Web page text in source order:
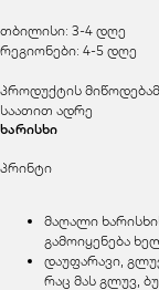
თბილისი: 3-4 დღე
რეგიონები: 4-5 დღე
პროდუქტის
საათით ადრე
ხარისხი
პრინტი
მაღალი
გამოიყენება
დაუფარავი,
რაც მას გლუვ,